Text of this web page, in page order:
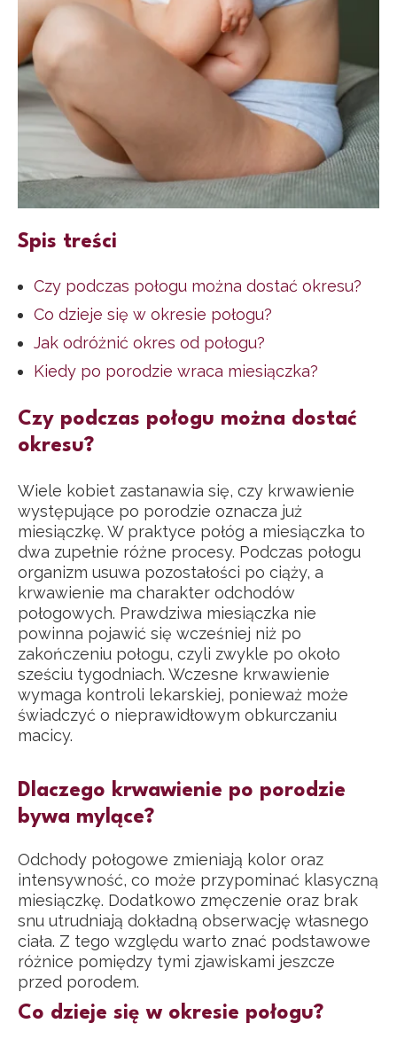
Spis treści
Czy podczas połogu można dostać okresu?
Co dzieje się w okresie połogu?
Jak odróżnić okres od połogu?
Kiedy po porodzie wraca miesiączka?
Czy podczas połogu można dostać
okresu?
Wiele kobiet zastanawia się, czy krwawienie
występujące po porodzie oznacza już
miesiączkę. W praktyce połóg a miesiączka to
dwa zupełnie różne procesy. Podczas połogu
organizm usuwa pozostałości po ciąży, a
krwawienie ma charakter odchodów
połogowych. Prawdziwa miesiączka nie
powinna pojawić się wcześniej niż po
zakończeniu połogu, czyli zwykle po około
sześciu tygodniach. Wczesne krwawienie
wymaga kontroli lekarskiej, ponieważ może
świadczyć o nieprawidłowym obkurczaniu
macicy.
Dlaczego krwawienie po porodzie
bywa mylące?
Odchody połogowe zmieniają kolor oraz
intensywność, co może przypominać klasyczną
miesiączkę. Dodatkowo zmęczenie oraz brak
snu utrudniają dokładną obserwację własnego
ciała. Z tego względu warto znać podstawowe
różnice pomiędzy tymi zjawiskami jeszcze
przed porodem.
Co dzieje się w okresie połogu?